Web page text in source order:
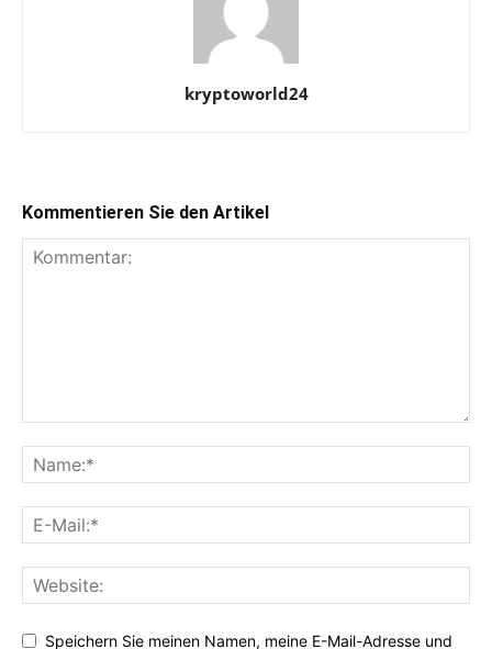
kryptoworld24
Kommentieren Sie den Artikel
Speichern Sie meinen Namen, meine E-Mail-Adresse und